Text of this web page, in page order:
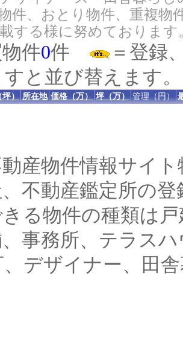
件、おとり物件、重複
する様に努めております
件0件
＝登録
と並び替えます。
） 所在地 価格（万） 坪（万） 管理（円）
産物件情報サイト
不動産鑑定所の
る物件の種類は
事務所、テラス
デザイナー、田